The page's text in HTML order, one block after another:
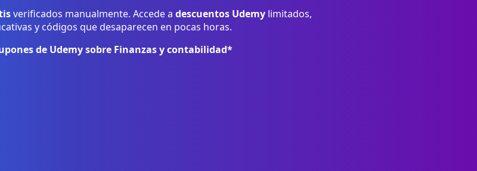
verificados manualmente. Accede a descuentos Udemylimitados,
y códigos que desaparecen en pocas horas.
de Udemy sobre Finanzas y contabilidad*